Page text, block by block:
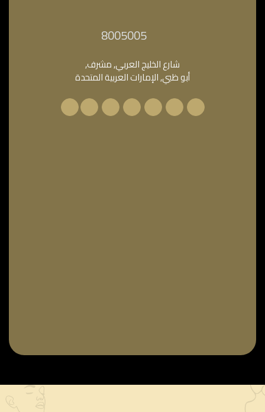
شارع الخليج العربي, مشرف,
أبو ظبي, الإمارات العربية المتحدة